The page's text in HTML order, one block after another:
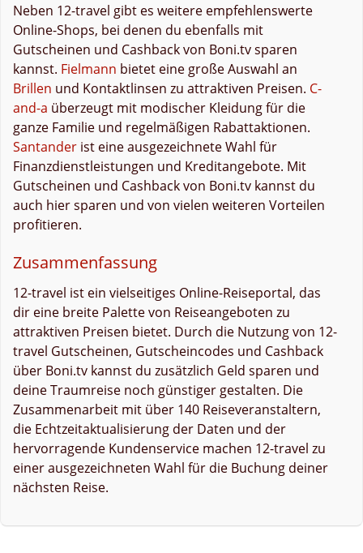
Neben 12-travel gibt es weitere empfehlenswerte
Online-Shops, bei denen du ebenfalls mit
Gutscheinen und Cashback von Boni.tv sparen
kannst. Fielmann bietet eine große Auswahl an
Brillen und Kontaktlinsen zu attraktiven Preisen. C-
and-a überzeugt mit modischer Kleidung für die
ganze Familie und regelmäßigen Rabattaktionen.
Santander ist eine ausgezeichnete Wahl für
Finanzdienstleistungen und Kreditangebote. Mit
Gutscheinen und Cashback von Boni.tv kannst du
auch hier sparen und von vielen weiteren Vorteilen
profitieren.
Zusammenfassung
12-travel ist ein vielseitiges Online-Reiseportal, das
dir eine breite Palette von Reiseangeboten zu
attraktiven Preisen bietet. Durch die Nutzung von 12-
travel Gutscheinen, Gutscheincodes und Cashback
über Boni.tv kannst du zusätzlich Geld sparen und
deine Traumreise noch günstiger gestalten. Die
Zusammenarbeit mit über 140 Reiseveranstaltern,
die Echtzeitaktualisierung der Daten und der
hervorragende Kundenservice machen 12-travel zu
einer ausgezeichneten Wahl für die Buchung deiner
nächsten Reise.